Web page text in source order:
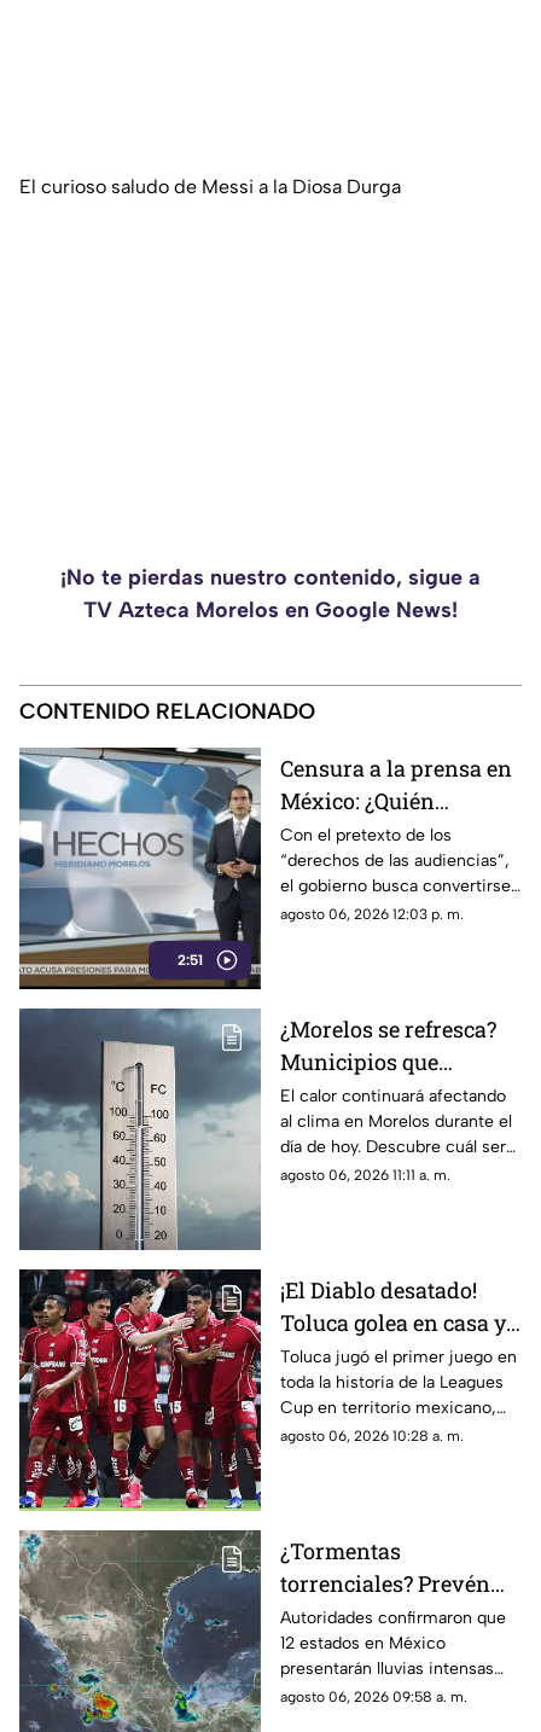
El curioso saludo de Messi a la Diosa Durga
¡No te pierdas nuestro contenido, sigue a
TV Azteca Morelos en Google News!
CONTENIDO RELACIONADO
2:51
Censura a la prensa en
México: ¿Quién
sancionará las
mentiras oficiales del
gobierno?
Con el pretexto de los
“derechos de las audiencias”,
el gobierno busca convertirse
en el árbitro supremo de la
agosto 06, 2026 12:03 p. m.
¿Morelos se refresca?
Municipios que
presentarán
disminución en su
temperatura máxima
HOY
El calor continuará afectando
al clima en Morelos durante el
día de hoy. Descubre cuál será
la temperatura máxima hoy
agosto 06, 2026 11:11 a. m.
¡El Diablo desatado!
Toluca golea en casa y
Chivas pierde en
penales en la Jornada 1
de la Leagues Cup 2026
Toluca jugó el primer juego en
toda la historia de la Leagues
Cup en territorio mexicano,
donde ganó contra Seattle
agosto 06, 2026 10:28 a. m.
¿Tormentas
torrenciales? Prevén
lluvias intensas en 12
estados de México HOY;
Morelos se encuentra
en la lista
Autoridades confirmaron que
12 estados en México
presentarán lluvias intensas
hoy jueves 6 de agosto de
agosto 06, 2026 09:58 a. m.